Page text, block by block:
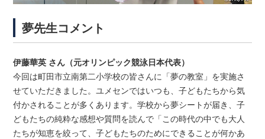
夢先生コメント
伊藤華英 さん（元オリンピック競泳日本代表）
今回は町田市立南第二小学校の皆さんに「夢の教室」を実施さ
せていただきました。ユメセンではいつも、子どもたちから気
付かされることが多くあります。学校から夢シートが届き、子
どもたちの純粋な感想や質問を読んで「この時代の中でも大人
たちが知恵を絞って、子どもたちのためにできることが何かあ